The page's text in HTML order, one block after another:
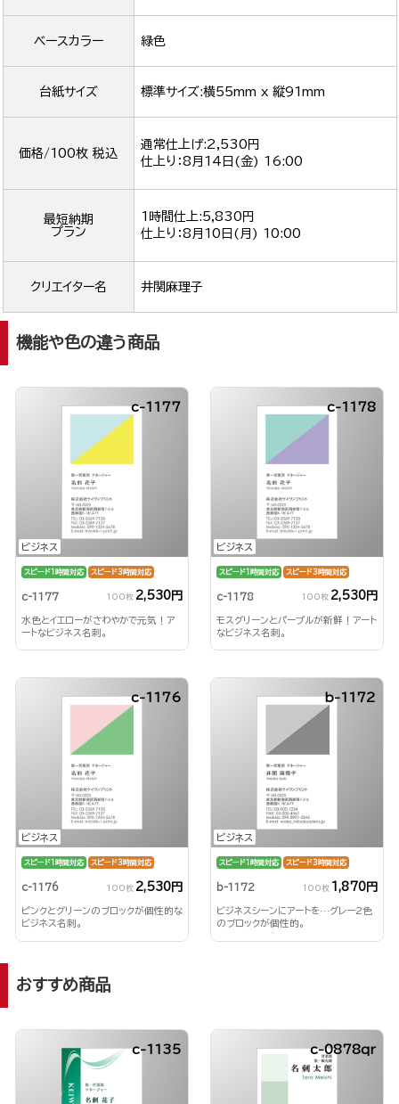
ベースカラー 緑色
台紙サイズ 標準サイズ:横55mm x 縦91mm
価格/100枚 税込
通常仕上げ:2,530円
仕上り：8月14日(金) 16:00
最短納期
プラン
1時間仕上:5,830円
仕上り：8月10日(月) 10:00
クリエイター名 井関麻理子
機能や色の違う商品
ビジネス
c-1177
スピード1時間対応 スピード3時間対応
c-1177 100枚 2,530円
水色とイエローがさわやかで元気！ア
ートなビジネス名刺。
ビジネス
c-1178
スピード1時間対応 スピード3時間対応
c-1178 100枚 2,530円
モスグリーンとパープルが新鮮！アート
なビジネス名刺。
ビジネス
c-1176
スピード1時間対応 スピード3時間対応
c-1176 100枚 2,530円
ピンクとグリーンのブロックが個性的な
ビジネス名刺。
ビジネス
b-1172
スピード1時間対応 スピード3時間対応
b-1172 100枚 1,870円
ビジネスシーンにアートを…グレー2色
のブロックが個性的。
おすすめ商品
c-1135 c-0878qr